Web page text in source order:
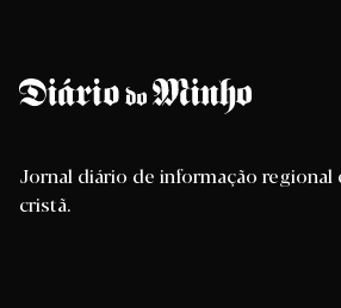
Jornal diário de informação regional
cristã.